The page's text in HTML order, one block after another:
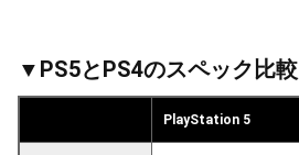
▼PS5とPS4のスペック比較
PlayStation 5